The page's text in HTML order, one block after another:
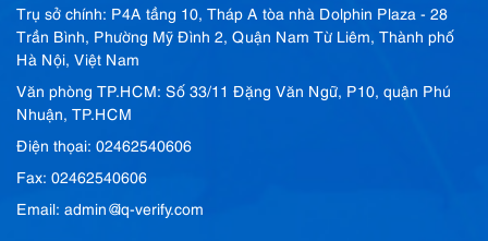
Trụ sở chính: P4A tầng 10, Tháp A tòa nhà Dolphin Plaza - 28
Trần Bình, Phường Mỹ Đình 2, Quận Nam Từ Liêm, Thành phố
Hà Nội, Việt Nam
Văn phòng TP.HCM: Số 33/11 Đặng Văn Ngữ, P10, quận Phú
Nhuận, TP.HCM
Điện thọai: 02462540606
Fax: 02462540606
Email: admin@iq-verify.com